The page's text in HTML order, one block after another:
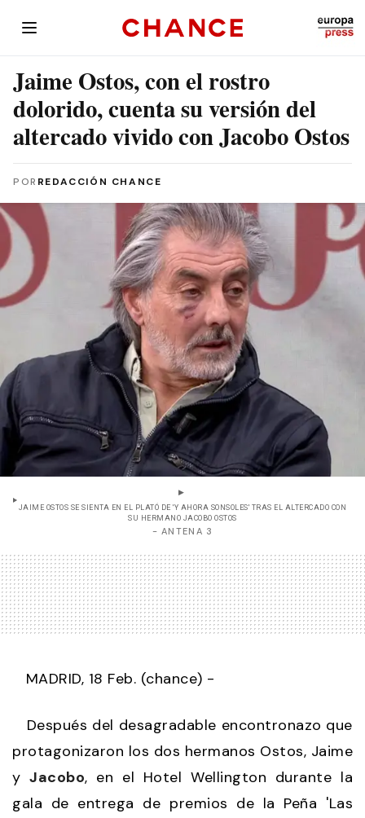
Jaime Ostos, con el rostro
dolorido, cuenta su versión del
altercado vivido con Jacobo Ostos
POR REDACCIÓN CHANCE
JAIME OSTOS SE SIENTA EN EL PLATÓ DE 'Y AHORA SONSOLES' TRAS EL ALTERCADO CON
SU HERMANO JACOBO OSTOS
- ANTENA 3
MADRID, 18 Feb. (chance) -
Después del desagradable encontronazo que
protagonizaron los dos hermanos Ostos, Jaime
yJacobo, en el Hotel Wellington durante la
gala de entrega de premios de la Peña 'Las